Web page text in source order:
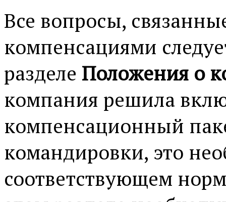
Все вопросы,
компенсациями
разделе Положения о
компания решила
компенсационный
командировки, это
соответствующем